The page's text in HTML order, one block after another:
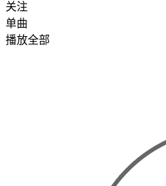
关注
单曲
播放全部